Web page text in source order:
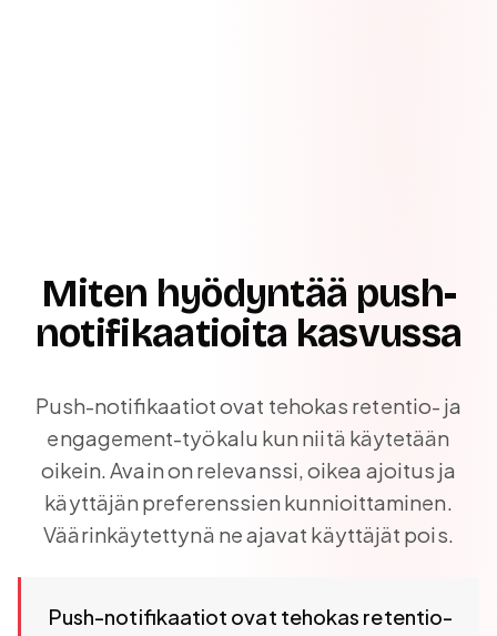
Miten hyödyntää push-
notifikaatioita kasvussa
Push-notifikaatiot ovat tehokas retentio- ja
engagement-työkalu kun niitä käytetään
oikein. Avain on relevanssi, oikea ajoitus ja
käyttäjän preferenssien kunnioittaminen.
Väärinkäytettynä ne ajavat käyttäjät pois.
Push-notifikaatiot ovat tehokas retentio-